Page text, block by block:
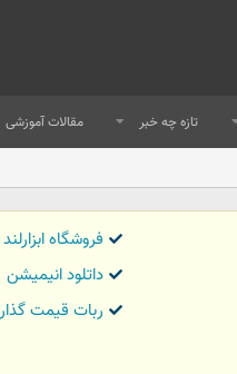
تازه چه خبر مقالات آموزشی
فروشگاه ابزارلند
داتلود انیمیشن
ربات قیمت